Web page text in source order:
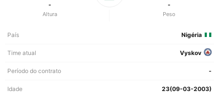
-
Altura
-
Peso
País Nigéria
Time atual Vyskov
Período do contrato -
Idade 23(09-03-2003)